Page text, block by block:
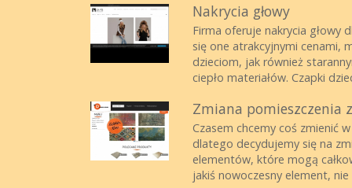
Nakrycia głowy
Firma oferuje nakrycia głowy
się one atrakcyjnymi cenami,
dzieciom, jak również
ciepło materiałów. Czapki
Zmiana pomieszczenia
Czasem chcemy coś zmienić
dlatego decydujemy się na
elementów, które mogą
jakiś nowoczesny element,